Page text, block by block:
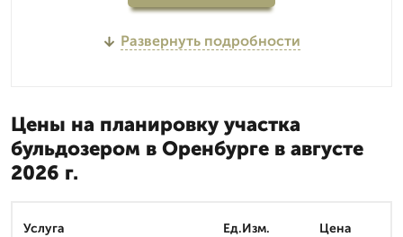
Развернуть подробности
Цены на планировку участка
бульдозером в Оренбурге в августе
2026 г.
Услуга Ед.Изм. Цена